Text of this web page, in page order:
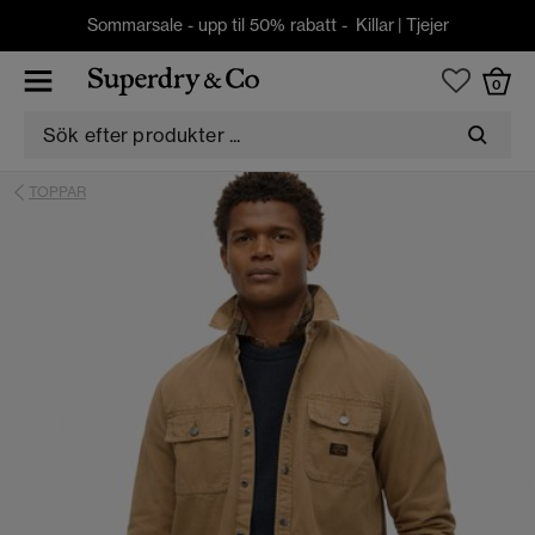
Sommarsale - upp til 50% rabatt - Killar| Tjejer
0
TOPPAR